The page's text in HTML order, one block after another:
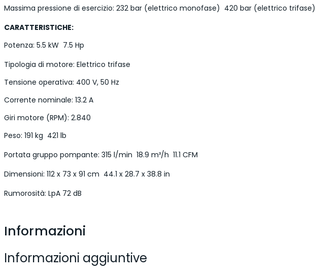
Massima pressione di esercizio: 232 bar (elettrico monofase)  420 bar (elettrico trifase)
CARATTERISTICHE:
Potenza: 5.5 kW  7.5 Hp
Tipologia di motore: Elettrico trifase
Tensione operativa: 400 V, 50 Hz
Corrente nominale: 13.2 A
Giri motore (RPM): 2.840
Peso: 191 kg  421 lb
Portata gruppo pompante: 315 l/min  18.9 m³/h  11.1 CFM
Dimensioni: 112 x 73 x 91 cm  44.1 x 28.7 x 38.8 in
Rumorosità: LpA 72 dB
Informazioni
Informazioni aggiuntive